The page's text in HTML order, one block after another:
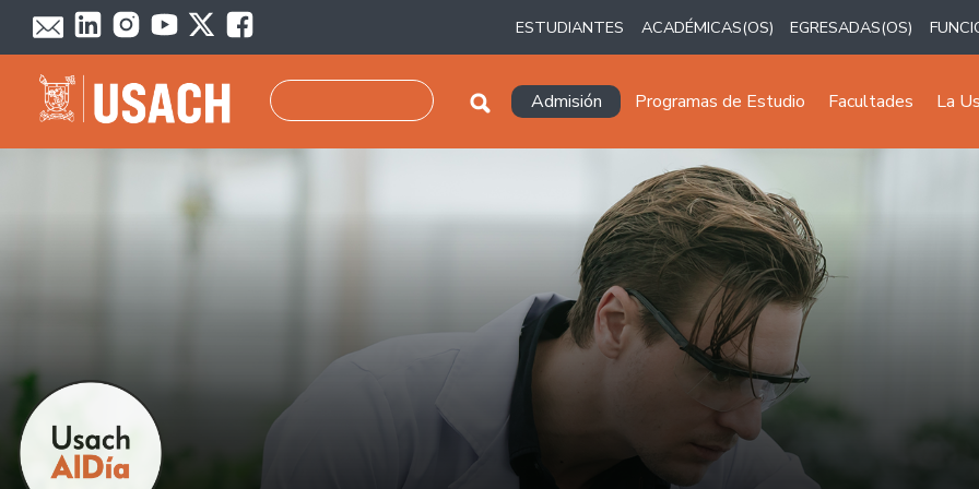
Pasar al contenido principal
ESTUDIANTES ACADÉMICAS(OS) EGRESADAS(OS)
Navegación principal
Admisión Programas de Estudio Facultades La